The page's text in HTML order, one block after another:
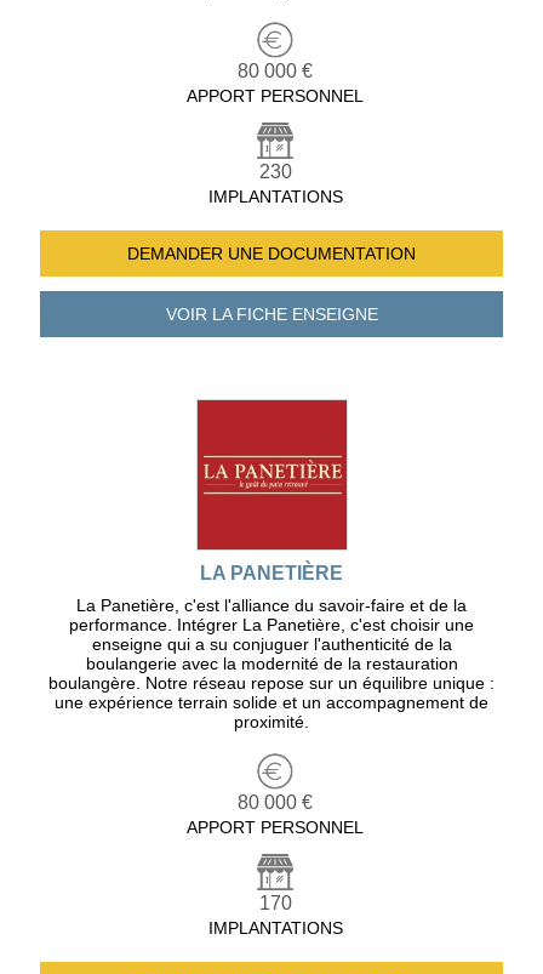
80 000 €
APPORT PERSONNEL
230
IMPLANTATIONS
DEMANDER UNE DOCUMENTATION
VOIR LA FICHEENSEIGNE
LA PANETIÈRE
La Panetière, c'est l'alliance du savoir-faire et de la
performance. Intégrer La Panetière, c'est choisir une
enseigne qui a su conjuguer l'authenticité de la
boulangerie avec la modernité de la restauration
boulangère. Notre réseau repose sur un équilibre unique :
une expérience terrain solide et un accompagnement de
proximité.
80 000 €
APPORT PERSONNEL
170
IMPLANTATIONS